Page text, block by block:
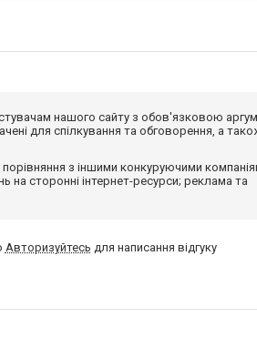
нашого сайту з обов'язковою
для спілкування та обговорення, а
з іншими конкуруючими
на сторонні інтернет-ресурси; реклама та
Авторизуйтесь для написання відгуку